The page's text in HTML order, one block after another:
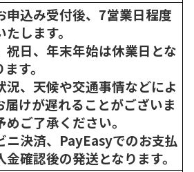
申込み受付後、7営業日程度
します。
日、年末年始は休業日とな
す。
、天候や交通事情などによ
届けが遅れることがございま
めご了承ください。
決済、PayEasyでのお支払
金確認後の発送となります。